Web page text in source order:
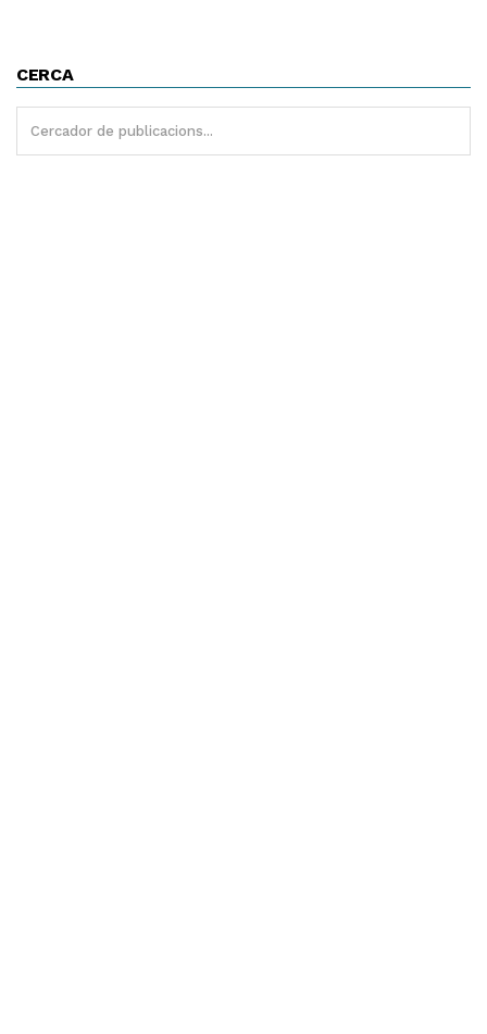
CERCA